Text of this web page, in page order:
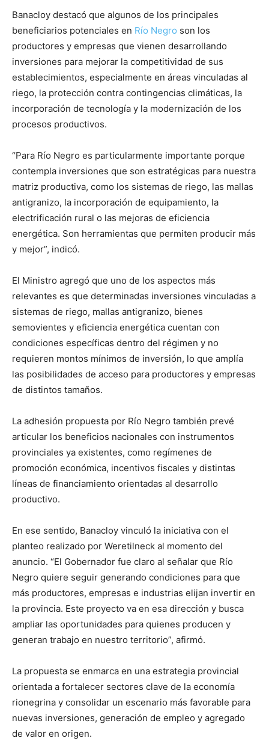
Banacloy destacó que algunos de los principales
beneficiarios potenciales en Río Negro son los
productores y empresas que vienen desarrollando
inversiones para mejorar la competitividad de sus
establecimientos, especialmente en áreas vinculadas al
riego, la protección contra contingencias climáticas, la
incorporación de tecnología y la modernización de los
procesos productivos.
“Para Río Negro es particularmente importante porque
contempla inversiones que son estratégicas para nuestra
matriz productiva, como los sistemas de riego, las mallas
antigranizo, la incorporación de equipamiento, la
electrificación rural o las mejoras de eficiencia
energética. Son herramientas que permiten producir más
y mejor”, indicó.
El Ministro agregó que uno de los aspectos más
relevantes es que determinadas inversiones vinculadas a
sistemas de riego, mallas antigranizo, bienes
semovientes y eficiencia energética cuentan con
condiciones específicas dentro del régimen y no
requieren montos mínimos de inversión, lo que amplía
las posibilidades de acceso para productores y empresas
de distintos tamaños.
La adhesión propuesta por Río Negro también prevé
articular los beneficios nacionales con instrumentos
provinciales ya existentes, como regímenes de
promoción económica, incentivos fiscales y distintas
líneas de financiamiento orientadas al desarrollo
productivo.
En ese sentido, Banacloy vinculó la iniciativa con el
planteo realizado por Weretilneck al momento del
anuncio. “El Gobernador fue claro al señalar que Río
Negro quiere seguir generando condiciones para que
más productores, empresas e industrias elijan invertir en
la provincia. Este proyecto va en esa dirección y busca
ampliar las oportunidades para quienes producen y
generan trabajo en nuestro territorio”, afirmó.
La propuesta se enmarca en una estrategia provincial
orientada a fortalecer sectores clave de la economía
rionegrina y consolidar un escenario más favorable para
nuevas inversiones, generación de empleo y agregado
de valor en origen.